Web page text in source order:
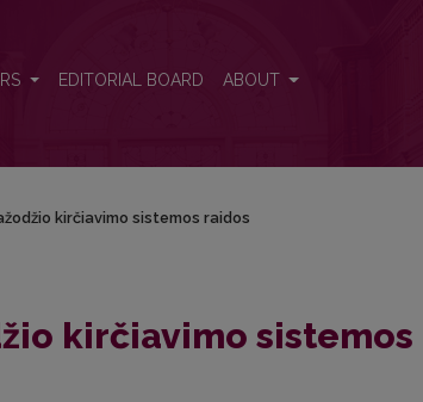
EDITORIAL BOARD ABOUT
kirčiavimo sistemos raidos
kirčiavimo sistemos